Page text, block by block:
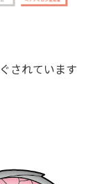
されています